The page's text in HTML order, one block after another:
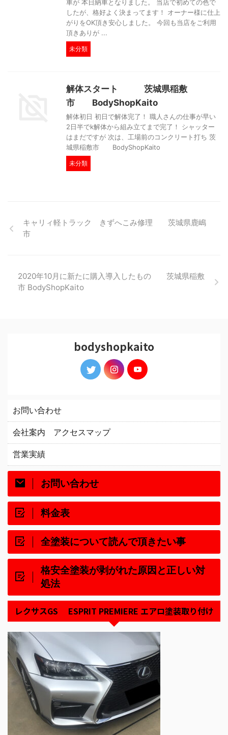
車が 本日納車となりました。 当店で初めての色で
したが、格好よく決まってます！ オーナー様に仕上
がりをOK頂き安心しました。 今回も当店をご利用
頂きありが ...
未分類
解体スタート 茨城県稲敷
市 BodyShopKaito
解体初日 初日で解体完了！ 職人さんの仕事が早い
2日半でk解体から組み立てまで完了！ シャッター
はまだですが 次は、工場前のコンクリート打ち 茨
城県稲敷市 BodyShopKaito
未分類
キャリィ軽トラック きずへこみ修理 茨城県鹿嶋
市
2020年10月に新たに購入導入したもの 茨城県稲敷
市 BodyShopKaito
bodyshopkaito
お問い合わせ
会社案内 アクセスマップ
営業実績
お問い合わせ
料金表
全塗装について読んで頂きたい事
格安全塗装が剥がれた原因と正しい対
処法
レクサスGS ESPRIT PREMIERE エアロ塗装取り付け